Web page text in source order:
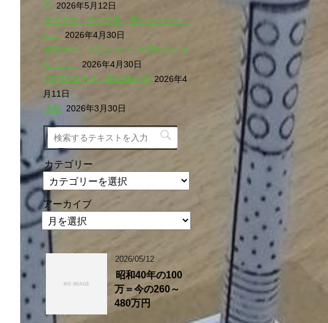
円
2026年5月12日
金沢大学、特に文系、変わるかもらし
い。
2026年4月30日
金沢大学、入試についても変わるかも
らしい。
2026年4月30日
2026共通テスト英語第８問
2026年4
月11日
人格
2026年3月30日
カテゴリー
アーカイブ
2026/05/12
昭和40年の100
万＝今の260～
480万円